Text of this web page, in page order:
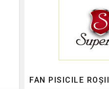
FAN PISICILE ROȘII